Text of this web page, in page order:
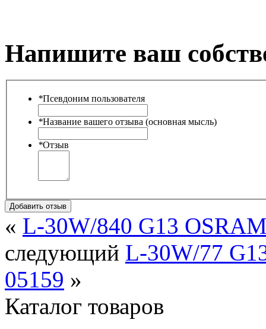
Напишите ваш
*Псевдоним пользователя
*Название вашего отзыва (основная мысль)
*Отзыв
Добавить отзыв
« L-30W/840 G13
следующий L-30W/77
05159 »
Каталог товаров